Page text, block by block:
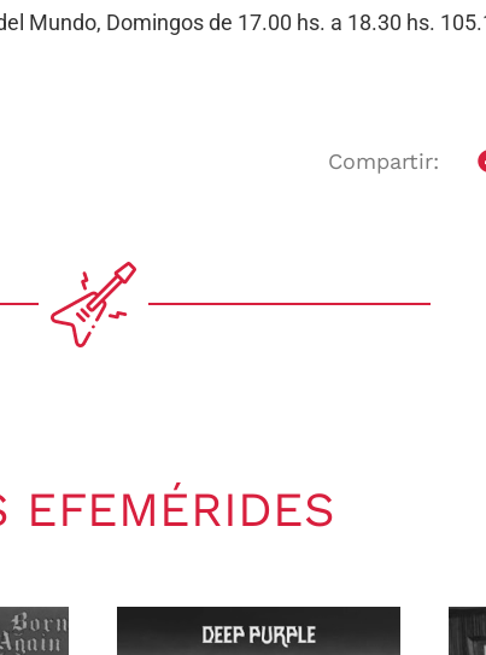
Mundo, Domingos de 17.00 hs. a 18.30 hs.
Compartir:
EFEMÉRIDES